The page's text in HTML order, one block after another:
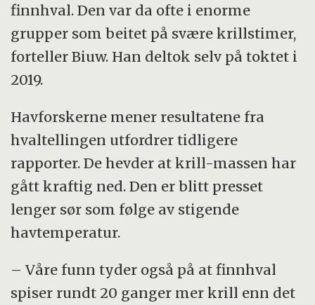
finnhval. Den var da ofte i enorme
grupper som beitet på svære krillstimer,
forteller Biuw. Han deltok selv på toktet i
2019.
Havforskerne mener resultatene fra
hvaltellingen utfordrer tidligere
rapporter. De hevder at krill-massen har
gått kraftig ned. Den er blitt presset
lenger sør som følge av stigende
havtemperatur.
– Våre funn tyder også på at finnhval
spiser rundt 20 ganger mer krill enn det